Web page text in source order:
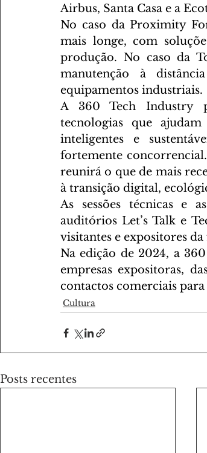
Airbus, Santa Casa e a
No caso da Proximity
mais longe, com
produção. No caso da
manutenção à
equipamentos industriais.
A 360 Tech Industry
tecnologias que
inteligentes e
fortemente
reunirá o que de mais
à transição digital,
As sessões técnicas e
auditórios Let’s Talk e
visitantes e expositores da
Na edição de 2024, a
empresas expositoras,
contactos comerciais para
Cultura
Posts recentes